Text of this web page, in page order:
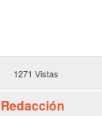
1271 Vistas
Redacción